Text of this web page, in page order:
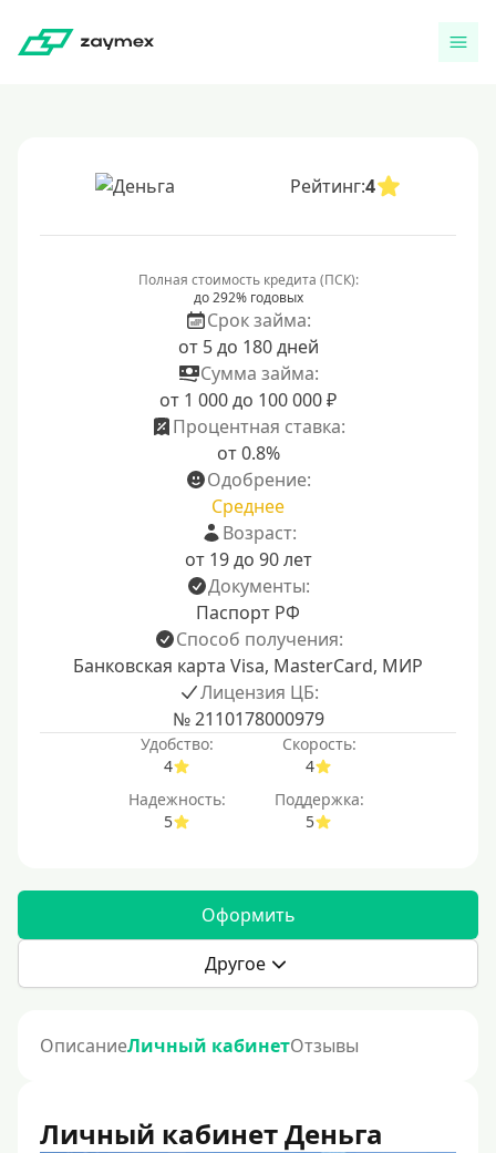
Рейтинг:4
Полная стоимость кредита (ПСК):
до 292% годовых
Срок займа:
от 5 до 180 дней
Сумма займа:
от 1 000 до 100 000 ₽
Процентная ставка:
от 0.8%
Одобрение:
Среднее
Возраст:
от 19 до 90 лет
Документы:
Паспорт РФ
Способ получения:
Банковская карта Visa, MasterCard, МИР
Лицензия ЦБ:
№ 2110178000979
Удобство:
4
Скорость:
4
Надежность:
5
Поддержка:
5
Оформить
Другое
ОписаниеЛичный кабинетОтзывы
Личный кабинет Деньга